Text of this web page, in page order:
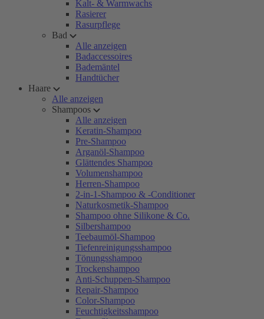
Kalt- & Warmwachs
Rasierer
Rasurpflege
Bad
Alle anzeigen
Badaccessoires
Bademäntel
Handtücher
Haare
Alle anzeigen
Shampoos
Alle anzeigen
Keratin-Shampoo
Pre-Shampoo
Arganöl-Shampoo
Glättendes Shampoo
Volumenshampoo
Herren-Shampoo
2-in-1-Shampoo & -Conditioner
Naturkosmetik-Shampoo
Shampoo ohne Silikone & Co.
Silbershampoo
Teebaumöl-Shampoo
Tiefenreinigungsshampoo
Tönungsshampoo
Trockenshampoo
Anti-Schuppen-Shampoo
Repair-Shampoo
Color-Shampoo
Feuchtigkeitsshampoo